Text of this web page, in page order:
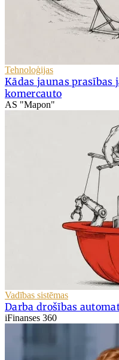
Tehnoloģijas
Kādas jaunas prasības
komercauto
AS "Mapon"
Vadības sistēmas
Darba drošības
iFinanses 360